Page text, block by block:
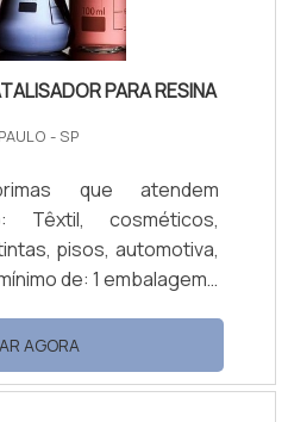
PARA RESINA
- SP
que atendem
Têxtil, cosméticos,
pisos, automotiva,
de: 1 embalagem -
utilizado para
e modificar as
resinas, por isso é
AGORA